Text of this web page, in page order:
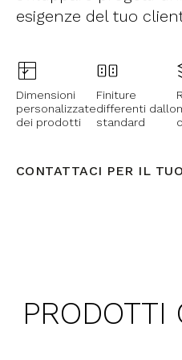
esigenze del tuo
Dimensioni
personalizzate
dei prodotti
Finiture
differenti dallo
standard
CONTATTACI PER IL
PRODOTTI